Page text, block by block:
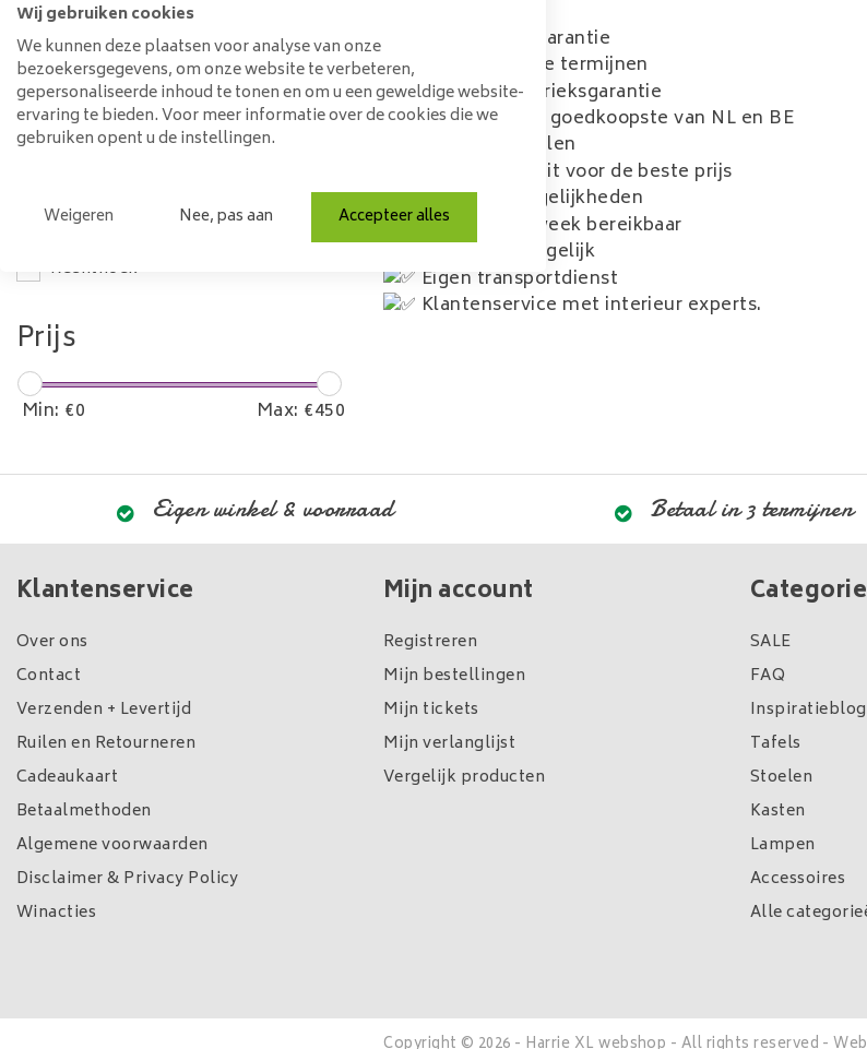
50-75 cm
Materiaal
Hout
Model
Rechthoek
Prijs
Min: €0 Max: €450
Laagste prijsgarantie
Betalen in drie termijnen
Twee jaar fabrieksgarantie
De aller, aller goedkoopste van NL en BE
Achteraf betalen
Beste kwaliteit voor de beste prijs
Montage mogelijkheden
7 dagen per week bereikbaar
Maatwerk mogelijk
Eigen transportdienst
Klantenservice met interieur experts.
Eigen winkel & voorraad Betaal in 3 termijnen
Klantenservice
Over ons
Contact
Verzenden + Levertijd
Ruilen en Retourneren
Cadeaukaart
Betaalmethoden
Algemene voorwaarden
Disclaimer & Privacy Policy
Winacties
Mijn account
Registreren
Mijn bestellingen
Mijn tickets
Mijn verlanglijst
Vergelijk producten
SALE
FAQ
Inspiratieblog
Tafels
Stoelen
Kasten
Lampen
Accessoires
Alle
Wij gebruiken cookies
We kunnen deze plaatsen voor analyse van onze
bezoekersgegevens, om onze website te verbeteren,
gepersonaliseerde inhoud te tonen en om u een geweldige website-
ervaring te bieden. Voor meer informatie over de cookies die we
gebruiken opent u de instellingen.
Weigeren Nee, pas aan Accepteer alles